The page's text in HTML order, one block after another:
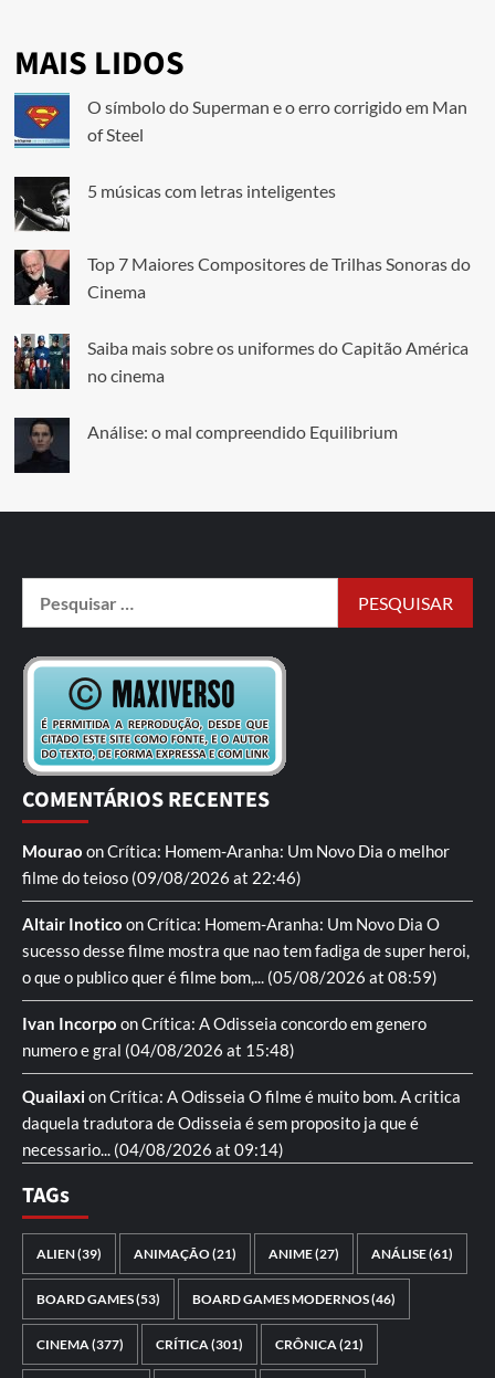
MAIS LIDOS
O símbolo do Superman e o erro corrigido em Man
of Steel
5 músicas com letras inteligentes
Top 7 Maiores Compositores de Trilhas Sonoras do
Cinema
Saiba mais sobre os uniformes do Capitão América
no cinema
Análise: o mal compreendido Equilibrium
COMENTÁRIOS RECENTES
Mourao onCrítica: Homem-Aranha: Um Novo Dia o melhor
filme do teioso (09/08/2026 at 22:46)
Altair Inotico onCrítica: Homem-Aranha: Um Novo Dia O
sucesso desse filme mostra que nao tem fadiga de super heroi,
o que o publico quer é filme bom,... (05/08/2026 at 08:59)
Ivan Incorpo onCrítica: A Odisseia concordo em genero
numero e gral (04/08/2026 at 15:48)
QuailaxionCrítica: A Odisseia O filme é muito bom. A critica
daquela tradutora de Odisseia é sem proposito ja que é
necessario... (04/08/2026 at 09:14)
TAGs
ALIEN(39) ANIMAÇÃO(21) ANIME(27) ANÁLISE(61)
BOARD GAMES(53) BOARD GAMES MODERNOS(46)
CINEMA(377) CRÍTICA(301) CRÔNICA(21)